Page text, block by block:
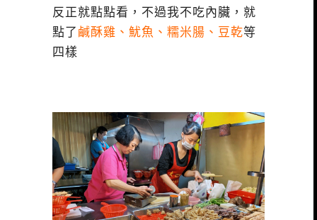
反正就點點看，不過我不吃內臟，就
點了 鹹酥雞、魷魚、糯米腸、豆乾等
四樣